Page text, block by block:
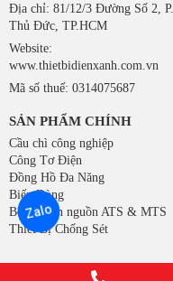
Địa chỉ: 81/12/3 Đường Số 2, P.
Thủ Đức, TP.HCM
Website:
www.thietbidienxanh.com.vn
Mã số thuế: 0314075687
SẢN PHẨM CHÍNH
Cầu chì công nghiệp
Công Tơ Điện
Đồng Hồ Đa Năng
Biến Dòng
Bộ chuyển nguồn ATS & MTS
Thiết Bị Chống Sét
Zalo